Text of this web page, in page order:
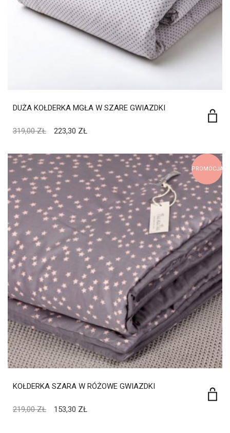
DUŻA KOŁDERKA MGŁA W SZARE GWIAZDKI
319,00ZŁ 223,30 ZŁ
PROMOCJA!
KOŁDERKA SZARA W RÓŻOWE GWIAZDKI
219,00ZŁ 153,30 ZŁ